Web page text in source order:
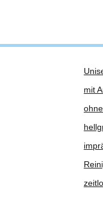
mit